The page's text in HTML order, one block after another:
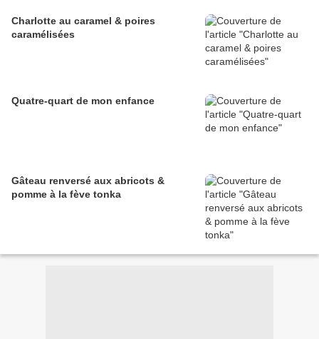
Charlotte au caramel & poires
caramélisées
Quatre-quart de mon enfance
Gâteau renversé aux abricots &
pomme à la fève tonka